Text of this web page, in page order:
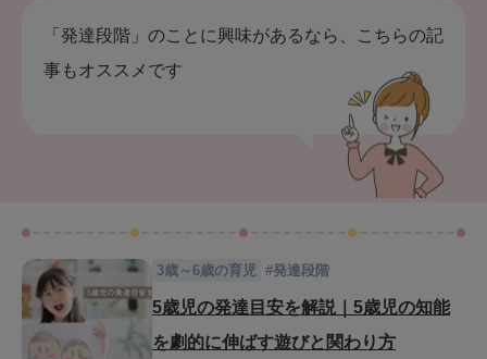
「発達段階」のことに興味があるなら、こちらの記
事もオススメです
3歳～6歳の育児 #発達段階
5歳児の発達目安を解説｜5歳児の知能
を劇的に伸ばす遊びと関わり方